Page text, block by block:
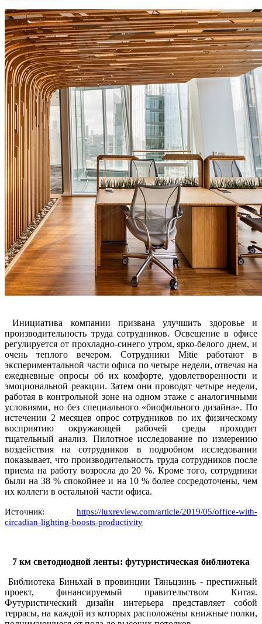
Инициатива компании призвана улучшить здоровье и
производительность труда сотрудников. Освещение в офисе
регулируется от прохладно-синего утром, ярко-белого днем, и
очень теплого вечером. Сотрудники Mitie работают в
экспериментальной части офиса по четыре недели, отвечая на
ежедневные опросы об их комфорте, удовлетворенности и
эмоциональной реакции. Затем они проводят четыре недели,
работая в контрольной зоне на одном этаже с аналогичными
условиями, но без специального «биофильного дизайна». По
истечении 2 месяцев опрос сотрудников по их физическому
восприятию окружающей рабочей среды проходит
тщательный анализ. Пилотное исследование по измерению
воздействия на сотрудников в подробном исследовании
показывает, что производительность труда сотрудников после
приема на работу возросла до 20 %. Кроме того, сотрудники
были на 38 % спокойнее и на 10 % более сосредоточены, чем
их коллеги в остальной части офиса.
Источник: https://luxreview.com/article/2019/05/office-with-
circadian-lighting-boosts-productivity
7 км светодиодной ленты: футуристическая библиотека
Библиотека Биньхай в провинции Тяньцзинь - престижный
проект, финансируемый правительством Китая.
Футуристический дизайн интерьера представляет собой
террасы, на каждой из которых расположены книжные полки,